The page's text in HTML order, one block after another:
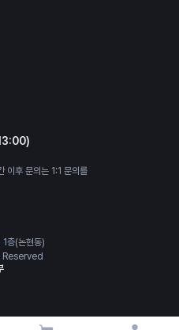
이후 문의는 1:1 문의를
층(논현동)